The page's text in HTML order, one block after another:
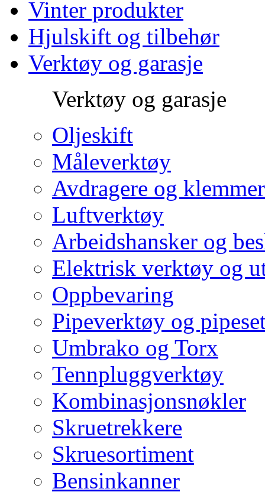
Vinter produkter
Hjulskift og tilbehør
Verktøy og garasje
Verktøy og garasje
Oljeskift
Måleverktøy
Avdragere og klemmer
Luftverktøy
Arbeidshansker og
Elektrisk verktøy og
Oppbevaring
Pipeverktøy og
Umbrako og Torx
Tennpluggverktøy
Kombinasjonsnøkler
Skruetrekkere
Skruesortiment
Bensinkanner